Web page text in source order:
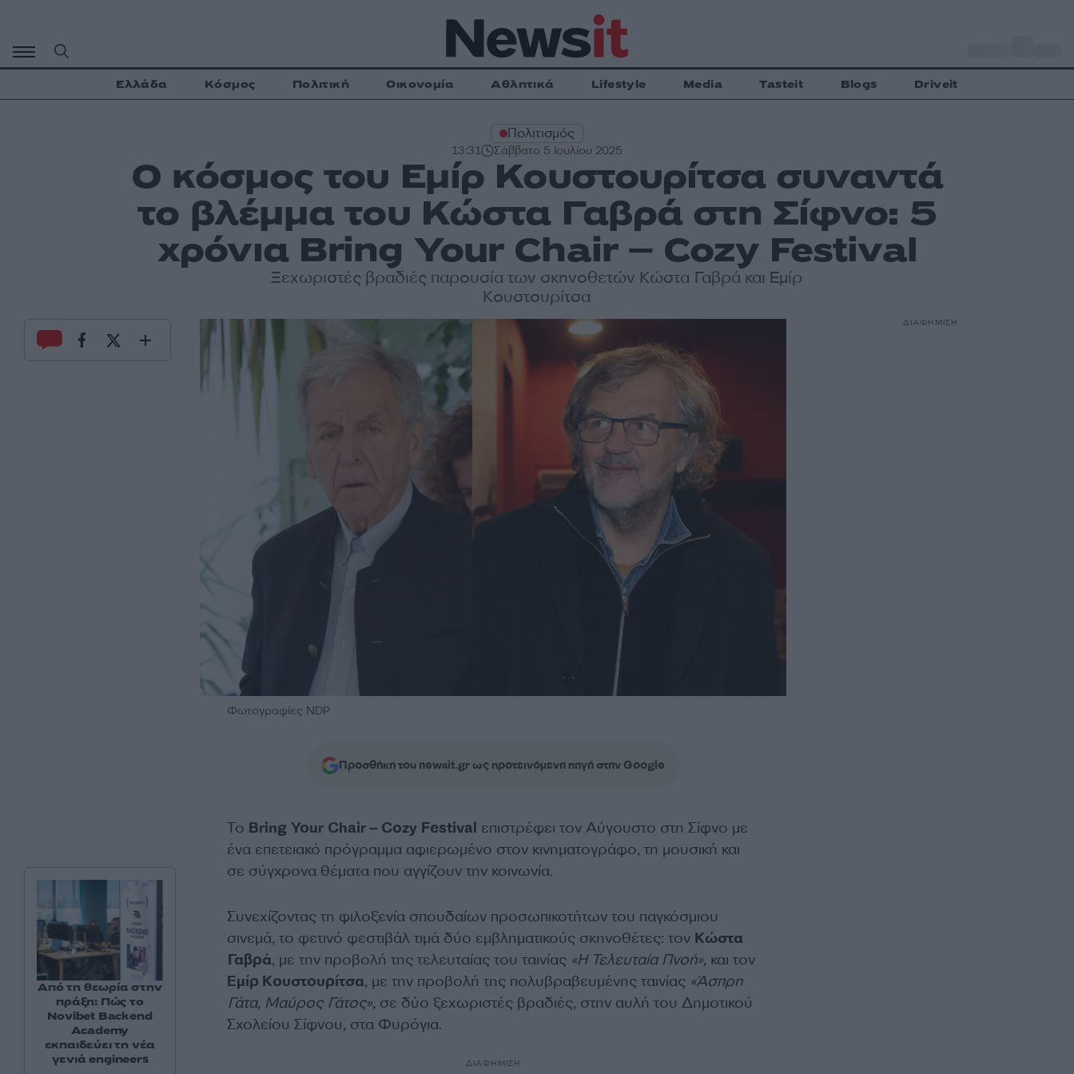
περιεχόμενο
Ελλάδα Κόσμος Πολιτική Οικονομία Αθλητικά Lifestyle Media Tasteit Blogs Driveit
Πολιτισμός
13:31 Σάββατο 5 Ιουλίου 2025
Ο κόσμος του Εμίρ Κουστουρίτσα συναντά
το βλέμμα του Κώστα Γαβρά στη Σίφνο: 5
χρόνια Bring Your Chair – Cozy Festival
Ξεχωριστές βραδιές παρουσία των σκηνοθετών Κώστα Γαβρά και Εμίρ
Κουστουρίτσα
Φωτογραφίες NDP
Προσθήκη του newsit.gr ως προτεινόμενη πηγή στην Google
Το Bring Your Chair– Cozy Festival επιστρέφει τον Αύγουστο στη Σίφνο με
ένα επετειακό πρόγραμμα αφιερωμένο στον κινηματογράφο, τη μουσική και
σε σύγχρονα θέματα που αγγίζουν την κοινωνία.
Συνεχίζοντας τη φιλοξενία σπουδαίων προσωπικοτήτων του παγκόσμιου
σινεμά, το φετινό φεστιβάλ τιμά δύο εμβληματικούς σκηνοθέτες: τον Κώστα
Γαβρά, με την προβολή της τελευταίας του ταινίας «Η Τελευταία Πνοή»,και τον
Εμίρ Κουστουρίτσα, με την προβολή της πολυβραβευμένης ταινίας «Άσπρη
Γάτα, Μαύρος Γάτος», σε δύο ξεχωριστές βραδιές, στην αυλή του Δημοτικού
Σχολείου Σίφνου, στα Φυρόγια.
ΔΙΑΦΗΜΙΣΗ
Από τη θεωρία στην
πράξη: Πώς το
Novibet Backend
Academy
εκπαιδεύει τη νέα
γενιά engineers
ΔΙΑΦΗΜΙΣΗ